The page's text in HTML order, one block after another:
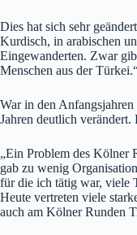
Dies hat sich sehr
Kurdisch, in arabischen
Eingewanderten. Zwar
Menschen aus der
War in den Anfangsjahren
Jahren deutlich verändert.
„Ein Problem des Kölner
gab zu wenig
für die ich tätig war, viele
Heute vertreten viele
auch am Kölner Runden